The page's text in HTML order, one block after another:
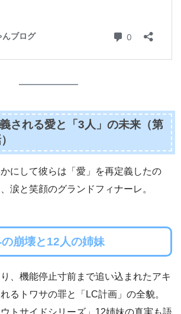
される愛と「3人」の未来（第
にして彼らは「愛」を再定義したの
涙と笑顔のグランドフィナーレ。
崩壊と12人の姉妹
、機能停止寸前まで追い込まれたアキ
るトワサの罪と「LC計画」の全貌。